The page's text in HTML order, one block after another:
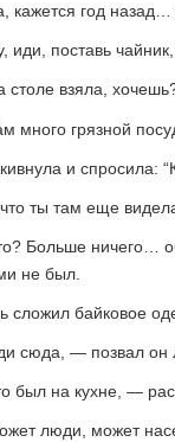
кажется год назад…
иди, поставь
взяла,
много грязной
и спросила:
ты там еще
Больше ничего…
не был.
сложил байковое
сюда, — позвал он
был на кухне, —
люди, может